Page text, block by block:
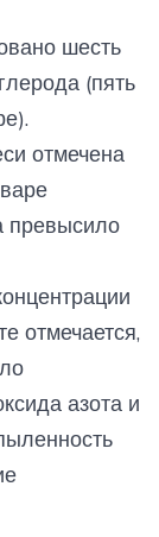
шесть
(пять
отмечена
превысило
отмечается,
азота и